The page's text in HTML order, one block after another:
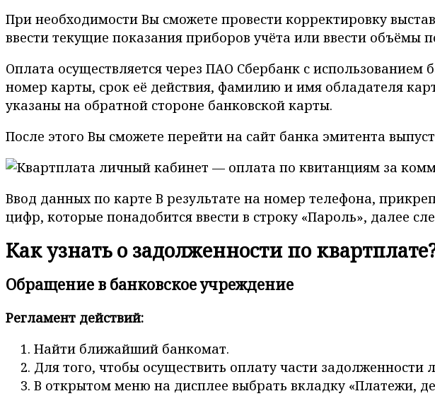
При необходимости Вы сможете провести корректировку
ввести текущие показания приборов учёта или ввести объёмы
Оплата осуществляется через ПАО Сбербанк с
номер карты, срок её действия, фамилию и имя обладателя
указаны на обратной стороне банковской карты.
После этого Вы сможете перейти на сайт банка эмитента
Ввод данных по карте В результате на номер телефона,
цифр, которые понадобится ввести в строку «Пароль», далее
Как узнать о задолженности по
Обращение в банковское учреждение
Регламент действий:
Найти ближайший банкомат.
Для того, чтобы осуществить оплату части задолженности
В открытом меню на дисплее выбрать вкладку «Платежи,